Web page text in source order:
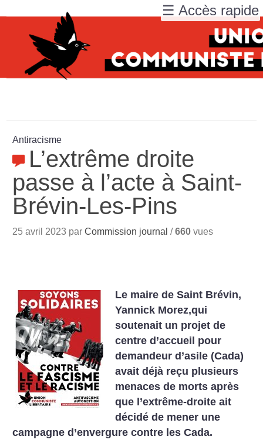
Antiracisme
L’extrême droite
passe à l’acte à Saint-
Brévin-Les-Pins
25 avril 2023 parCommission journal /660 vues
Le maire de Saint Brévin,
Yannick Morez,qui
soutenait un projet de
centre d’accueil pour
demandeur d’asile (Cada)
avait déjà reçu plusieurs
menaces de morts après
que l’extrême-droite ait
décidé de mener une
campagne d’envergure contre les Cada.
☰ Accès rapide